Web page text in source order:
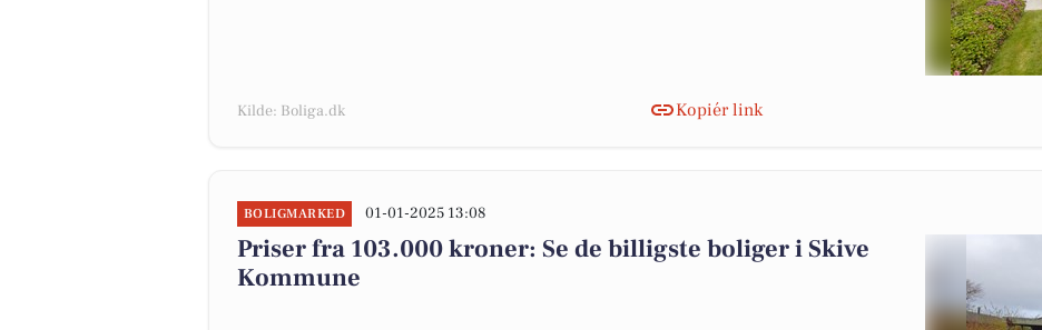
Kilde: Boliga.dk Kopiér link
BOLIGMARKED 01-01-2025 13:08
Priser fra 103.000 kroner: Se de billigste boliger i Skive
Kommune